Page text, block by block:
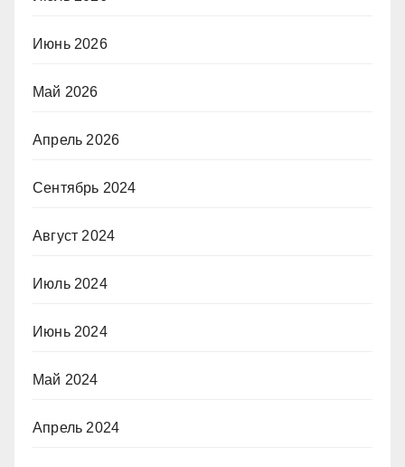
Июнь 2026
Май 2026
Апрель 2026
Сентябрь 2024
Август 2024
Июль 2024
Июнь 2024
Май 2024
Апрель 2024